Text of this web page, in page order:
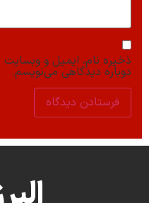
ذخیره نام، ایمیل و وبسایت
دوباره دیدگاهی می‌نویسم.